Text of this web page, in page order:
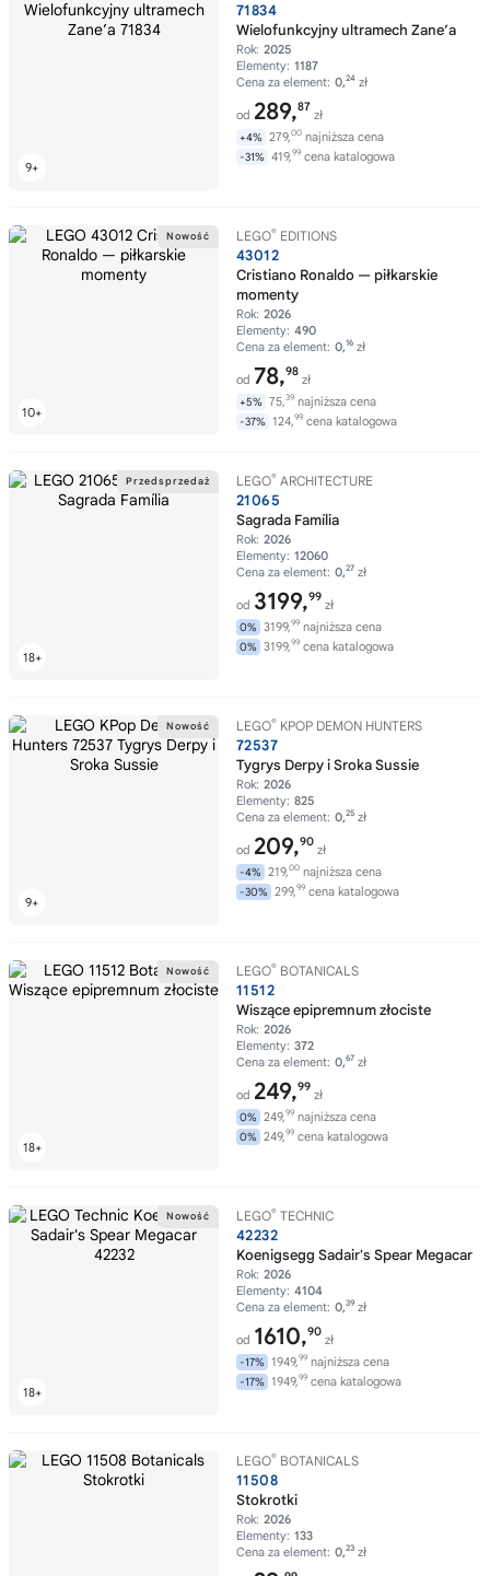
71834
Wielofunkcyjny ultramech Zane’a
Rok: 2025
Elementy: 1187
Cena za element: 0,24 zł
od 289,87
zł
+4% 279,00 najniższa cena
-31% 419,99 cena katalogowa
LEGO® EDITIONS
43012
Cristiano Ronaldo — piłkarskie
momenty
Rok: 2026
Elementy: 490
Cena za element: 0,16 zł
od 78,98
zł
+5% 75,39 najniższa cena
-37% 124,99 cena katalogowa
LEGO® ARCHITECTURE
21065
Sagrada Família
Rok: 2026
Elementy: 12060
Cena za element: 0,27 zł
od 3199,99
zł
0% 3199,99 najniższa cena
0% 3199,99 cena katalogowa
LEGO® KPOP DEMON HUNTERS
72537
Tygrys Derpy i Sroka Sussie
Rok: 2026
Elementy: 825
Cena za element: 0,25 zł
od 209,90
zł
-4% 219,00 najniższa cena
-30% 299,99 cena katalogowa
LEGO® BOTANICALS
11512
Wiszące epipremnum złociste
Rok: 2026
Elementy: 372
Cena za element: 0,67 zł
od 249,99
zł
0% 249,99 najniższa cena
0% 249,99 cena katalogowa
LEGO® TECHNIC
42232
Koenigsegg Sadair's Spear Megacar
Rok: 2026
Elementy: 4104
Cena za element: 0,39 zł
od 1610,90
zł
-17% 1949,99 najniższa cena
-17% 1949,99 cena katalogowa
LEGO® BOTANICALS
11508
Stokrotki
Rok: 2026
Elementy: 133
Cena za element: 0,23 zł